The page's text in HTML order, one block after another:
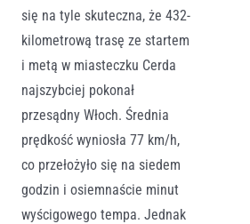
się na tyle skuteczna, że 432-
kilometrową trasę ze startem
i metą w miasteczku Cerda
najszybciej pokonał
przesądny Włoch. Średnia
prędkość wyniosła 77 km/h,
co przełożyło się na siedem
godzin i osiemnaście minut
wyścigowego tempa. Jednak